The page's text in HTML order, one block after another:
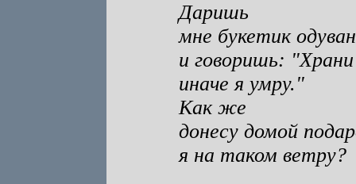
Даришь
мне букетик
и говоришь: "Храни
иначе я умру."
Как же
донесу домой
я на таком ветру?